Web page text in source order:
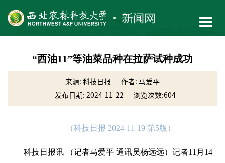
“西油11”等油菜品种在拉萨试种成功
来源: 科技日报
作者: 马爱平
发布日期: 2024-11-22
浏览次数:604
（科技日报 2024-11-19 第5版）
科技日报讯 （记者马爱平 通讯员杨远远）记者11月14